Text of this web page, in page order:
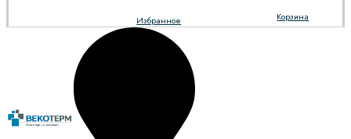
Корзина
Избранное